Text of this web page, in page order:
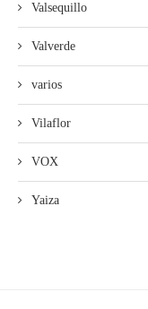
Valsequillo
Valverde
varios
Vilaflor
VOX
Yaiza